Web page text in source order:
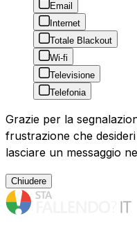
Email
Internet
Totale Blackout
Wi-fi
Televisione
Telefonia
Grazie per la
frustrazione che
lasciare un messaggio
Chiudere